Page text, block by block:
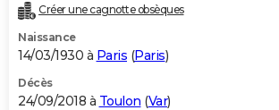
Créer une cagnotte obsèques
Naissance
14/03/1930 à Paris (Paris)
Décès
24/09/2018 à Toulon (Var)